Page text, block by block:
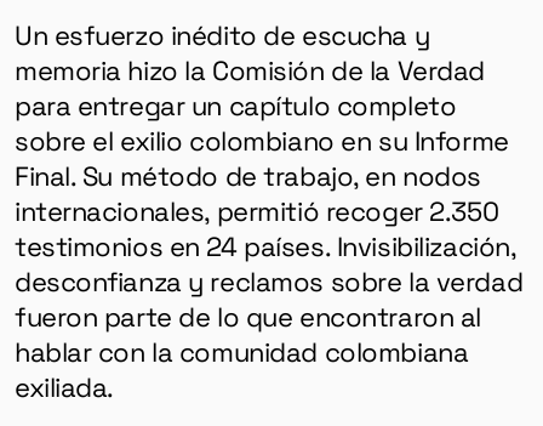
Un esfuerzo inédito de escucha y
memoria hizo la Comisión de la Verdad
para entregar un capítulo completo
sobre el exilio colombiano en su Informe
Final. Su método de trabajo, en nodos
internacionales, permitió recoger 2.350
testimonios en 24 países. Invisibilización,
desconfianza y reclamos sobre la verdad
fueron parte de lo que encontraron al
hablar con la comunidad colombiana
exiliada.